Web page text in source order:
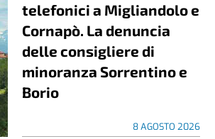
telefonici a Migliandolo e
Cornapò. La denuncia
delle consigliere di
minoranza Sorrentino e
Borio
8 AGOSTO 2026